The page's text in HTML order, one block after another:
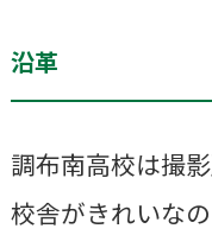
沿革
調布南高校は撮
校舎がきれいな